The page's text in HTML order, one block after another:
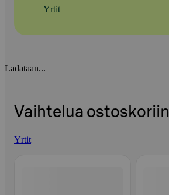
Yrtit
Ladataan...
Vaihtelua ostoskoriin
Yrtit